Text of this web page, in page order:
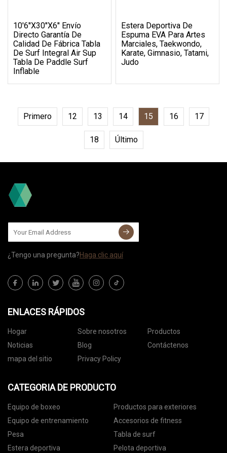
10′6''x30''x6'' Envío
Directo Garantía De
Calidad De Fábrica Tabla
De Surf Integral Air Sup
Tabla De Paddle Surf
Inflable
Estera Deportiva De
Espuma EVA Para Artes
Marciales, Taekwondo,
Karate, Gimnasio, Tatami,
Judo
Primero 12 13 14 15 16 17
18 Último
¿Tengo una pregunta?Haga clic aquí
ENLACES RÁPIDOS
Hogar Sobre nosotros
Productos
Noticias
Blog
Contáctenos
mapa del sitio
Privacy Policy
CATEGORIA DE PRODUCTO
Equipo de boxeo
Productos para exteriores
Equipo de entrenamiento
Accesorios de fitness
Pesa
Tabla de surf
Estera deportiva
Pelota deportiva